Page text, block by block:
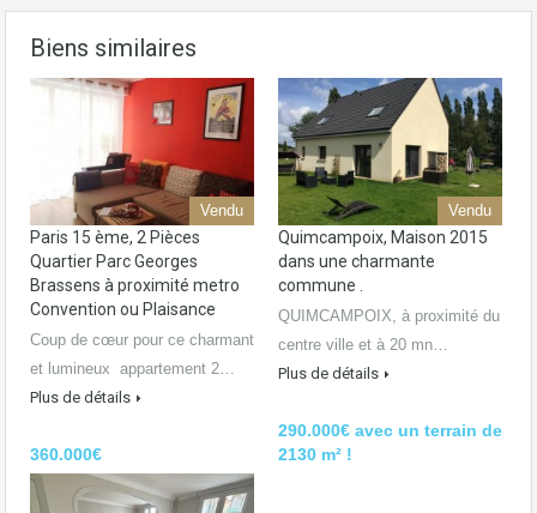
Biens similaires
Vendu
Paris 15 ème, 2 Pièces
Quartier Parc Georges
Brassens à proximité metro
Convention ou Plaisance
Coup de cœur pour ce charmant
et lumineux appartement 2…
Plus de détails
360.000€
Vendu
Quimcampoix, Maison 2015
dans une charmante
commune .
QUIMCAMPOIX, à proximité du
centre ville et à 20 mn…
Plus de détails
290.000€ avec un terrain de
2130 m² !